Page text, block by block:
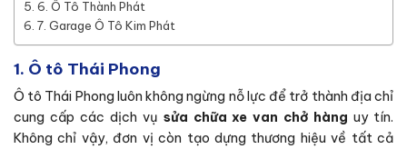
6. Ô Tô Thành Phát
7. Garage Ô Tô Kim Phát
1. Ô tô Thái Phong
Ô tô Thái Phong luôn không ngừng nỗ lực để trở thành địa chỉ
cung cấp các dịch vụ sửa chữa xe van chở hànguy tín.
Không chỉ vậy, đơn vị còn tạo dựng thương hiệu về tất cả